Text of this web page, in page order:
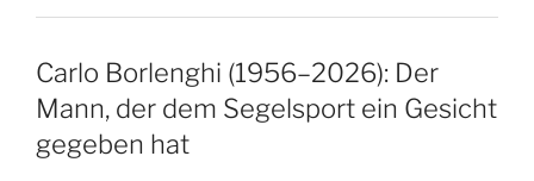
Carlo Borlenghi (1956–2026): Der
Mann, der dem Segelsport ein Gesicht
gegeben hat